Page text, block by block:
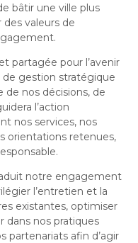
de Longueuil
de Longueuil
bâtir une ville plus
valeurs de
partagée pour l’avenir
gestion stratégique
de nos décisions, de
l’action
nos services, nos
orientations retenues,
notre engagement
l’entretien et la
existantes, optimiser
dans nos pratiques
partenariats afin d’agir